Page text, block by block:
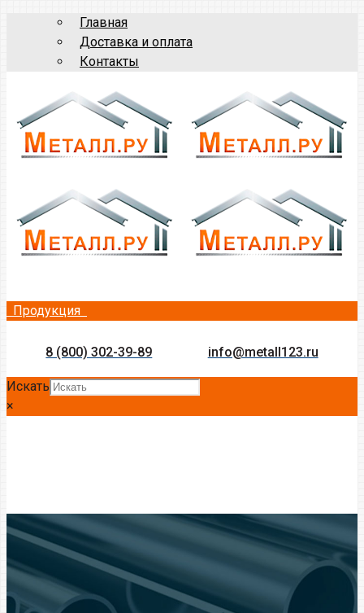
Главная
Доставка и оплата
Контакты
Продукция
8 (800) 302-39-89 info@metall123.ru
Искать
×